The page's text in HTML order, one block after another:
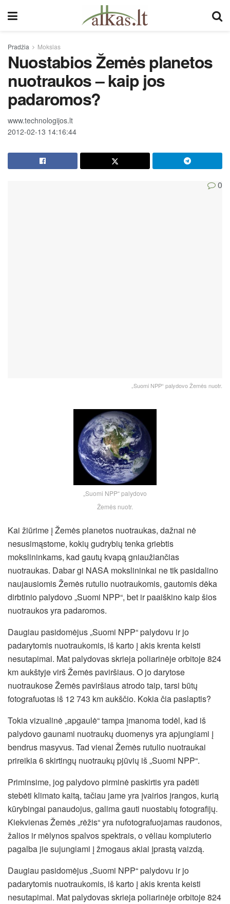
Pradžia Mokslas
Nuostabios Žemės planetos
nuotraukos – kaip jos
padaromos?
www.technologijos.lt
2012-02-13 14:16:44
0
„Suomi NPP“ palydovo Žemės nuotr.
„Suomi NPP“ palydovo
Žemės nuotr.
Kai žiūrime į Žemės planetos nuotraukas, dažnai nė
nesusimąstome, kokių gudrybių tenka griebtis
mokslininkams, kad gautų kvapą gniaužiančias
nuotraukas. Dabar gi NASA mokslininkai ne tik pasidalino
naujausiomis Žemės rutulio nuotraukomis, gautomis dėka
dirbtinio palydovo „Suomi NPP“, bet ir paaiškino kaip šios
nuotraukos yra padaromos.
Daugiau pasidomėjus „Suomi NPP“ palydovu ir jo
padarytomis nuotraukomis, iš karto į akis krenta keisti
nesutapimai. Mat palydovas skrieja poliarinėje orbitoje 824
km aukštyje virš Žemės paviršiaus. O jo darytose
nuotraukose Žemės paviršiaus atrodo taip, tarsi būtų
fotografuotas iš 12 743 km aukščio. Kokia čia paslaptis?
Tokia vizualinė „apgaulė“ tampa įmanoma todėl, kad iš
palydovo gaunami nuotraukų duomenys yra apjungiami į
bendrus masyvus. Tad vienai Žemės rutulio nuotraukai
prireikia 6 skirtingų nuotraukų pjūvių iš „Suomi NPP“.
Priminsime, jog palydovo pirminė paskirtis yra padėti
stebėti klimato kaitą, tačiau jame yra įvairios įrangos, kurią
kūrybingai panaudojus, galima gauti nuostabių fotografijų.
Kiekvienas Žemės „rėžis“ yra nufotografuojamas raudonos,
žalios ir mėlynos spalvos spektrais, o vėliau kompiuterio
pagalba jie sujungiami į žmogaus akiai įprastą vaizdą.
Daugiau pasidomėjus „Suomi NPP“ palydovu ir jo
padarytomis nuotraukomis, iš karto į akis krenta keisti
nesutapimai. Mat palydovas skrieja poliarinėje orbitoje 824